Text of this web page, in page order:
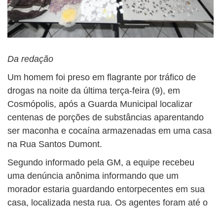
Da redação
Um homem foi preso em flagrante por tráfico de
drogas na noite da última terça-feira (9), em
Cosmópolis, após a Guarda Municipal localizar
centenas de porções de substâncias aparentando
ser maconha e cocaína armazenadas em uma casa
na Rua Santos Dumont.
Segundo informado pela GM, a equipe recebeu
uma denúncia anônima informando que um
morador estaria guardando entorpecentes em sua
casa, localizada nesta rua. Os agentes foram até o